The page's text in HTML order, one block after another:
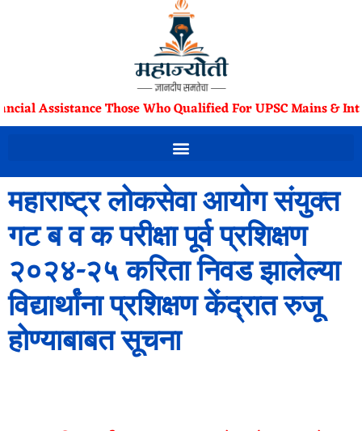
Assistance Those Who Qualified For UPSC Mains &
महाराष्ट्र लोकसेवा आयोग संयुक्त
गट ब व क परीक्षा पूर्व प्रशिक्षण
२०२४-२५ करिता निवड झालेल्या
विद्यार्थांना प्रशिक्षण केंद्रात रुजू
होण्याबाबत सूचना